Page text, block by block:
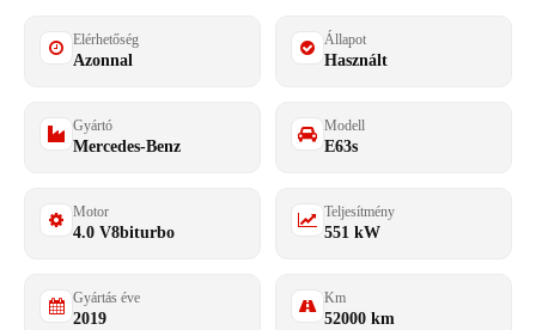
Elérhetőség
Azonnal
Állapot
Használt
Gyártó
Mercedes-Benz
Modell
E63s
Motor
4.0 V8biturbo
Teljesítmény
551 kW
Gyártás éve
2019
Km
52000 km